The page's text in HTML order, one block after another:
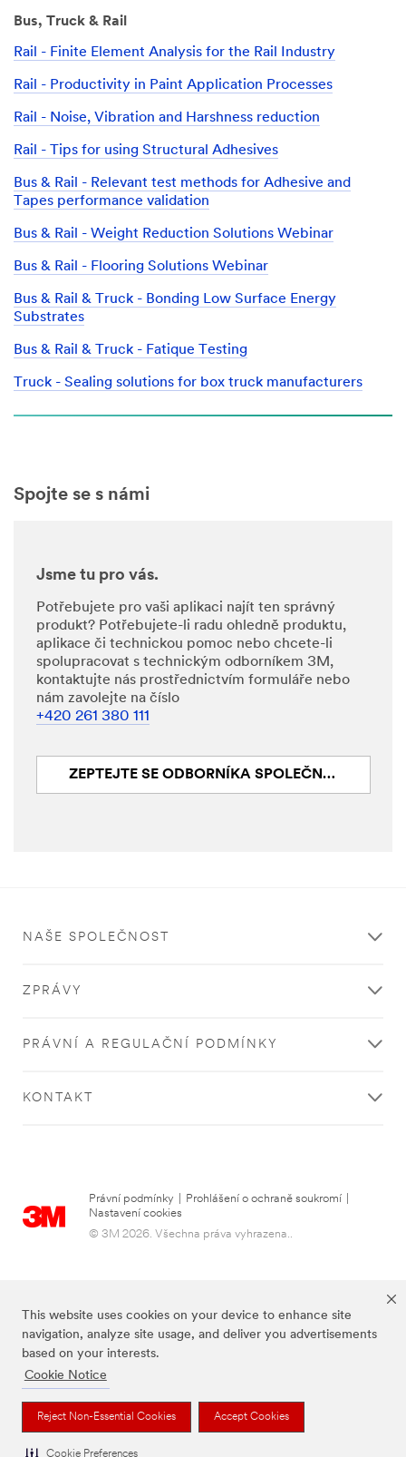
z
autorizovaných
partnerů,
kterými
můžeme
sdílet
vaše
osobní
v
se
ochrany
osobních
údajů
společnosti
3M.
Vyberte ze seznamu
Firemní
e-
mailová
adresa
Zpráva
Jméno
telefon
ost
Město
Země
This website uses cookies on your device to enhance site
navigation, analyze site usage, and deliver you advertisements
based on your interests.
Cookie Notice
Reject Non-Essential Cookies Accept Cookies
Cookie Preferences
Bus, Truck & Rail
Rail - Finite Element Analysis for the Rail Industry
Rail - Productivity in Paint Application Processes
Rail - Noise, Vibration and Harshness reduction
Rail - Tips for using Structural Adhesives
Bus & Rail - Relevant test methods for Adhesive and
Tapes performance validation
Bus & Rail - Weight Reduction Solutions Webinar
Bus & Rail - Flooring Solutions Webinar
Bus & Rail & Truck - Bonding Low Surface Energy
Substrates
Bus & Rail & Truck - Fatique Testing
Truck - Sealing solutions for box truck manufacturers
Spojte se s námi
Jsme tu pro vás.
Potřebujete pro vaši aplikaci najít ten správný
produkt? Potřebujete-li radu ohledně produktu,
aplikace či technickou pomoc nebo chcete-li
spolupracovat s technickým odborníkem 3M,
kontaktujte nás prostřednictvím formuláře nebo
nám zavolejte na číslo
+420 261 380 111
ZEPTEJTE SE ODBORNÍKA SPOLEČNOSTI 3M
NAŠE SPOLEČNOST
ZPRÁVY
PRÁVNÍ A REGULAČNÍ PODMÍNKY
KONTAKT
Právní podmínky Prohlášení o ochraně soukromí
Nastavení cookies
© 3M 2026. Všechna práva vyhrazena..
Výše zmíněné značky jsou ochranné známky 3M.